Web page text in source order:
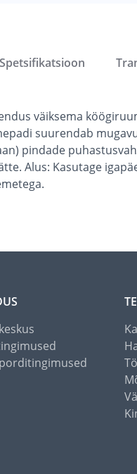
väiksema
suurendab
pindade
Alus: Kasutage
Spetsifikatsioon